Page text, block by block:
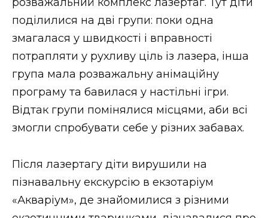
поділилися на дві групи: поки одна
змагалася у швидкості і вправності
потрапляти у рухливу ціль із лазера, інша
група мала розважальну анімаційну
програму та бавилася у настільні ігри.
Відтак групи помінялися місцями, аби всі
змогли спробувати себе у різних забавах.
Після лазертагу діти вирушили на
пізнавальну екскурсію в екзотаріум
«Акваріум», де знайомилися з різними